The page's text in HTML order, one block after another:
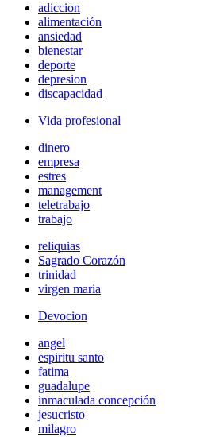
adiccion
alimentación
ansiedad
bienestar
deporte
depresion
discapacidad
Vida profesional
dinero
empresa
estres
management
teletrabajo
trabajo
reliquias
Sagrado Corazón
trinidad
virgen maria
Devocion
angel
espiritu santo
fatima
guadalupe
inmaculada concepción
jesucristo
milagro